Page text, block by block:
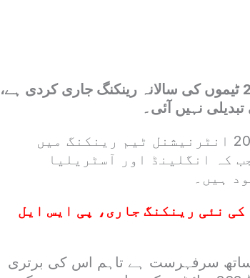
انٹرنیشنل کرکٹ کونسل (آئی سی سی) نے ٹی20 ٹیموں کی سالانہ رینکنگ جاری کردی ہے،
انٹرنیشنل کرکٹ کونسل کی تازہ ترین مینز ٹی 20 انٹرنیشنل ٹیم رینکنگ میں
کہ انگلینڈ اور آسٹریلیا
ہیں۔
نئی رینکنگ جاری، پی ایس ایل
بھارت 275 پوائنٹس کے ساتھ سرفہرست ہے تاہم اس کی برتری